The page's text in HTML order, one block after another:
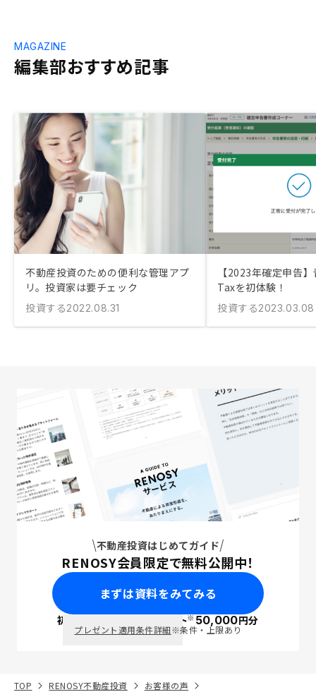
編集部おすすめ記事
MAGAZINE
不動産投資のための便利な管理アプ
リ。投資家は要チェック
投資する2022.08.31
【2023年確定申告
Taxを初体験！
投資する2023.03.08
不動産投資はじめてガイド
RENOSY会員限定で無料公開中！
まずは資料をみてみる
初回面談で ポイント※50,000円分
プレゼント適用条件詳細※条件・上限あり
TOP RENOSY不動産投資
お客様の声